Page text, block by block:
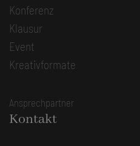
Konferenz
Klausur
Event
Kreativformate
Ansprechpartner
Kontakt